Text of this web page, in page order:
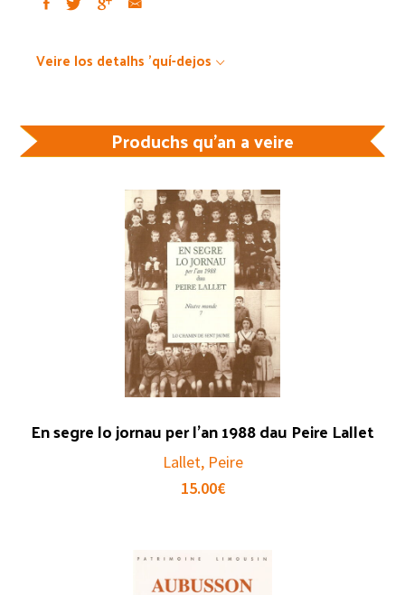
Veire los detalhs 'quí-dejos
Produchs qu'an a veire
En segre lo jornau per l’an 1988 dau Peire Lallet
Lallet, Peire
15.00€